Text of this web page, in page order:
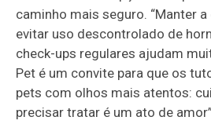
caminho mais seguro. “Manter
evitar uso descontrolado de
check-ups regulares ajudam
Pet é um convite para que os
pets com olhos mais atentos:
precisar tratar é um ato de